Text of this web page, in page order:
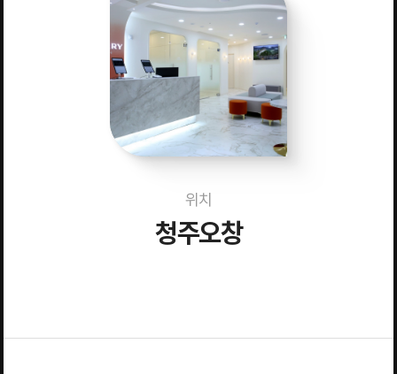
위치
청주오창